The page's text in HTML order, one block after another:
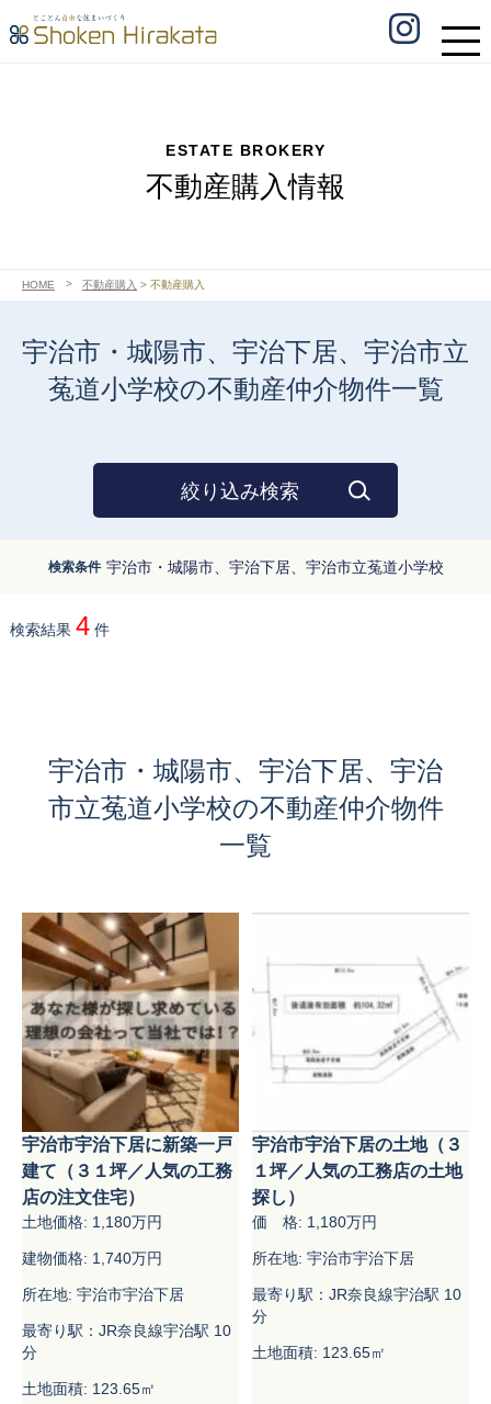
ESTATE BROKERY
不動産購入情報
HOME 不動産購入 > 不動産購入
宇治市・城陽市、宇治下居、宇治市立
菟道小学校の不動産仲介物件一覧
絞り込み検索
検索条件 宇治市・城陽市、宇治下居、宇治市立菟道小学校
検索結果 4件
宇治市・城陽市、宇治下居、宇治
市立菟道小学校の不動産仲介物件
一覧
宇治市宇治下居に新築一戸
建て（３１坪／人気の工務
店の注文住宅）
土地価格: 1,180万円
建物価格: 1,740万円
所在地: 宇治市宇治下居
最寄り駅：JR奈良線宇治駅 10
分
土地面積: 123.65㎡
宇治市宇治下居の土地（３
１坪／人気の工務店の土地
探し）
価 格: 1,180万円
所在地: 宇治市宇治下居
最寄り駅：JR奈良線宇治駅 10
分
土地面積: 123.65㎡